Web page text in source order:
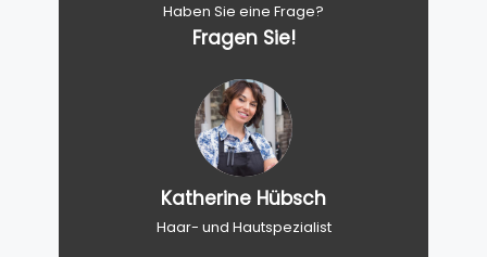
Haben Sie eine Frage?
Fragen Sie!
Katherine Hübsch
Haar- und Hautspezialist